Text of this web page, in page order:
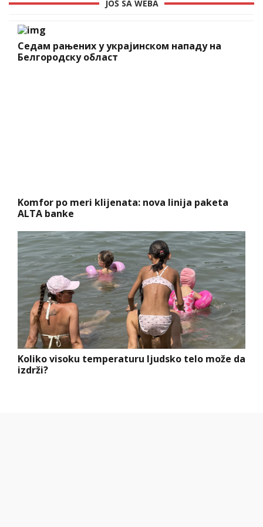
JOŠ SA WEBA
Седам рањених у украјинском нападу на
Белгородску област
Komfor po meri klijenata: nova linija paketa
ALTA banke
Koliko visoku temperaturu ljudsko telo može da
izdrži?